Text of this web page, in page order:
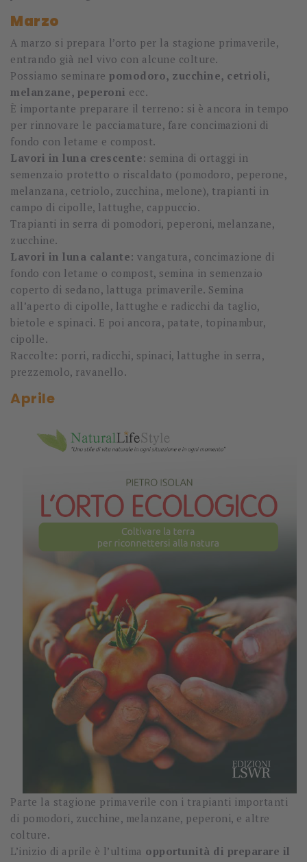
Marzo
A marzo si prepara l’orto per la stagione primaverile,
entrando già nel vivo con alcune colture.
Possiamo seminare pomodoro, zucchine, cetrioli,
melanzane, peperoni ecc.
È importante preparare il terreno: si è ancora in tempo
per rinnovare le pacciamature, fare concimazioni di
fondo con letame e compost.
Lavori in luna crescente: semina di ortaggi in
semenzaio protetto o riscaldato (pomodoro, peperone,
melanzana, cetriolo, zucchina, melone), trapianti in
campo di cipolle, lattughe, cappuccio.
Trapianti in serra di pomodori, peperoni, melanzane,
zucchine.
Lavori in luna calante: vangatura, concimazione di
fondo con letame o compost, semina in semenzaio
coperto di sedano, lattuga primaverile. Semina
all’aperto di cipolle, lattughe e radicchi da taglio,
bietole e spinaci. E poi ancora, patate, topinambur,
cipolle.
Raccolte: porri, radicchi, spinaci, lattughe in serra,
prezzemolo, ravanello.
Aprile
Parte la stagione primaverile con i trapianti importanti
di pomodori, zucchine, melanzane, peperoni, e altre
colture.
L’inizio di aprile è l’ultima opportunità di preparare il